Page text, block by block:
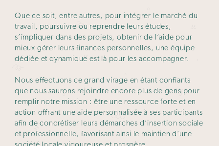
Que ce soit, entre autres, pour intégrer le marché du
travail, poursuivre ou reprendre leurs études,
s’impliquer dans des projets, obtenir de l’aide pour
mieux gérer leurs finances personnelles, une équipe
dédiée et dynamique est là pour les accompagner.
Nous effectuons ce grand virage en étant confiants
que nous saurons rejoindre encore plus de gens pour
remplir notre mission : être une ressource forte et en
action offrant une aide personnalisée à ses participants
afin de concrétiser leurs démarches d’insertion sociale
et professionnelle, favorisant ainsi le maintien d’une